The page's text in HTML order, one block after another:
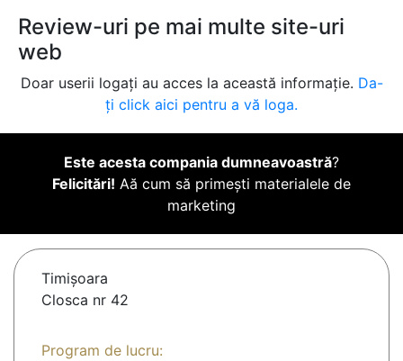
Review-uri pe mai multe site-uri
web
Doar userii logați au acces la această informație. Da-
ți click aici pentru a vă loga.
Este acesta compania dumneavoastră?
Felicitări! Aă cum să primești materialele de
marketing
Timişoara
Closca nr 42
Program de lucru: